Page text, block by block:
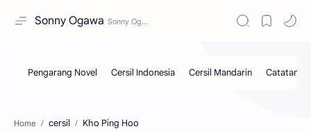
Sonny Ogawa
Home cersil Kho Ping Hoo